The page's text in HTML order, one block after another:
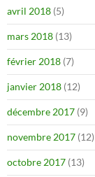
avril 2018 (5)
mars 2018 (13)
février 2018 (7)
janvier 2018 (12)
décembre 2017 (9)
novembre 2017 (12)
octobre 2017 (13)